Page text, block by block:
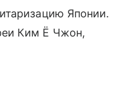
Японии.
Ким Ё Чжон,